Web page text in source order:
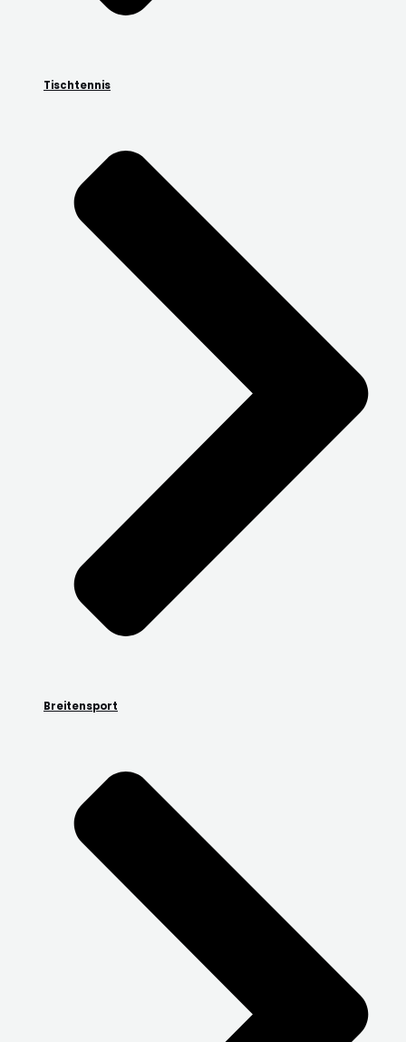
Tischtennis
Breitensport